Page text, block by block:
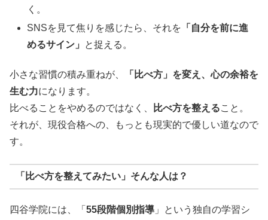
く。
SNSを見て焦りを感じたら、それを 「自分を前に進
めるサイン」
と捉える。
小さな習慣の積み重ねが、
「比べ方」を変え、心の余裕を
生む力になります。
比べることをやめるのではなく、
比べ方を整えること。
それが、現役合格への、もっとも現実的で優しい道なので
す。
「比べ方を整えてみたい」そんな人は？
四谷学院には、「 55段階個別指導 」という独自の学習シ